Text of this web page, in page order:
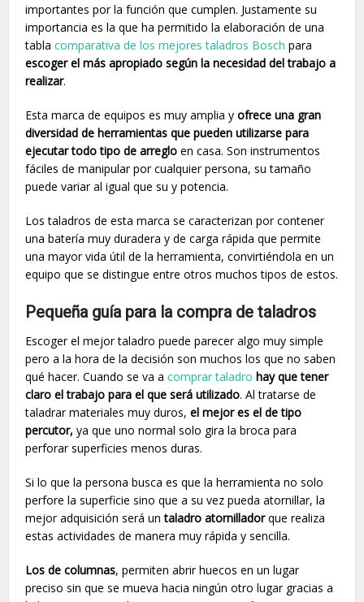
importantes por la función que cumplen. Justamente su
importancia es la que ha permitido la elaboración de una
tablacomparativa de los mejores taladros Bosch para
escoger el más apropiado según la necesidad del trabajo a
realizar.
Esta marca de equipos es muy amplia yofrece una gran
diversidad de herramientas que pueden utilizarse para
ejecutar todo tipo de arreglo en casa. Son instrumentos
fáciles de manipular por cualquier persona, su tamaño
puede variar al igual que su y potencia.
Los taladros de esta marca se caracterizan por contener
una batería muy duradera y de carga rápida que permite
una mayor vida útil de la herramienta, convirtiéndola en un
equipo que se distingue entre otros muchos tipos de estos.
Pequeña guía para la compra de taladros
Escoger el mejor taladro puede parecer algo muy simple
pero a la hora de la decisión son muchos los que no saben
qué hacer. Cuando se va acomprar taladro hay que tener
claro el trabajo para el que será utilizado. Al tratarse de
taladrar materiales muy duros, el mejor es el de tipo
percutor, ya que uno normal solo gira la broca para
perforar superficies menos duras.
Si lo que la persona busca es que la herramienta no solo
perfore la superficie sino que a su vez pueda atornillar, la
mejor adquisición será untaladro atornilladorque realiza
estas actividades de manera muy rápida y sencilla.
Los de columnas, permiten abrir huecos en un lugar
preciso sin que se mueva hacia ningún otro lugar gracias a